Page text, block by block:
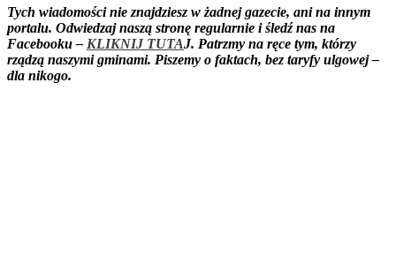
Tych wiadomości nie znajdziesz w żadnej gazecie, ani na innym
portalu. Odwiedzaj naszą stronę regularnie i śledź nas na
Facebooku – KLIKNIJ TUTAJ. Patrzmy na ręce tym, którzy
rządzą naszymi gminami. Piszemy o faktach, bez taryfy ulgowej –
dla nikogo.